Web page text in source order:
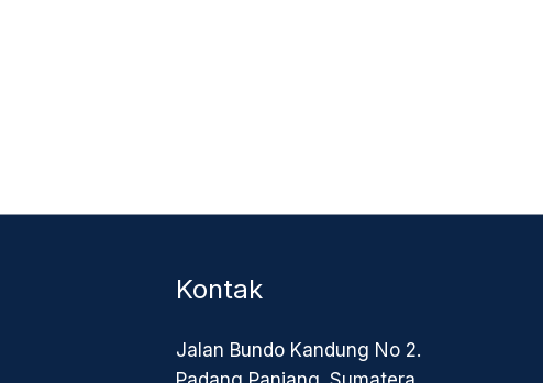
Kontak
Jalan Bundo Kandung No 2.